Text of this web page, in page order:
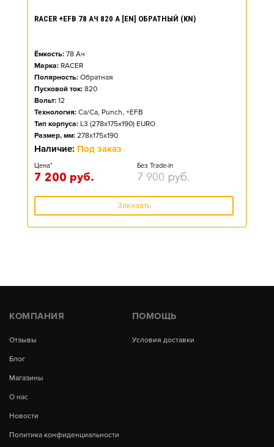
RACER +EFB 78 АЧ 820 А [EN] ОБРАТНЫЙ (KN)
Ёмкость: 78 Ач
Марка: RACER
Полярность: Обратная
Пусковой ток: 820
Вольт: 12
Технология: Ca/Ca, Punch, +EFB
Тип корпуса: L3 (278x175x190) EURO
Размер, мм: 278x175x190
Наличие: Под заказ
Цена*
7 200 руб.
Без Trade-in
7 900 руб.
Заказать
КОМПАНИЯ
Отзывы
Блог
Магазины
О нас
Новости
Политика конфиденциальности
ПОМОЩЬ
Условия доставки